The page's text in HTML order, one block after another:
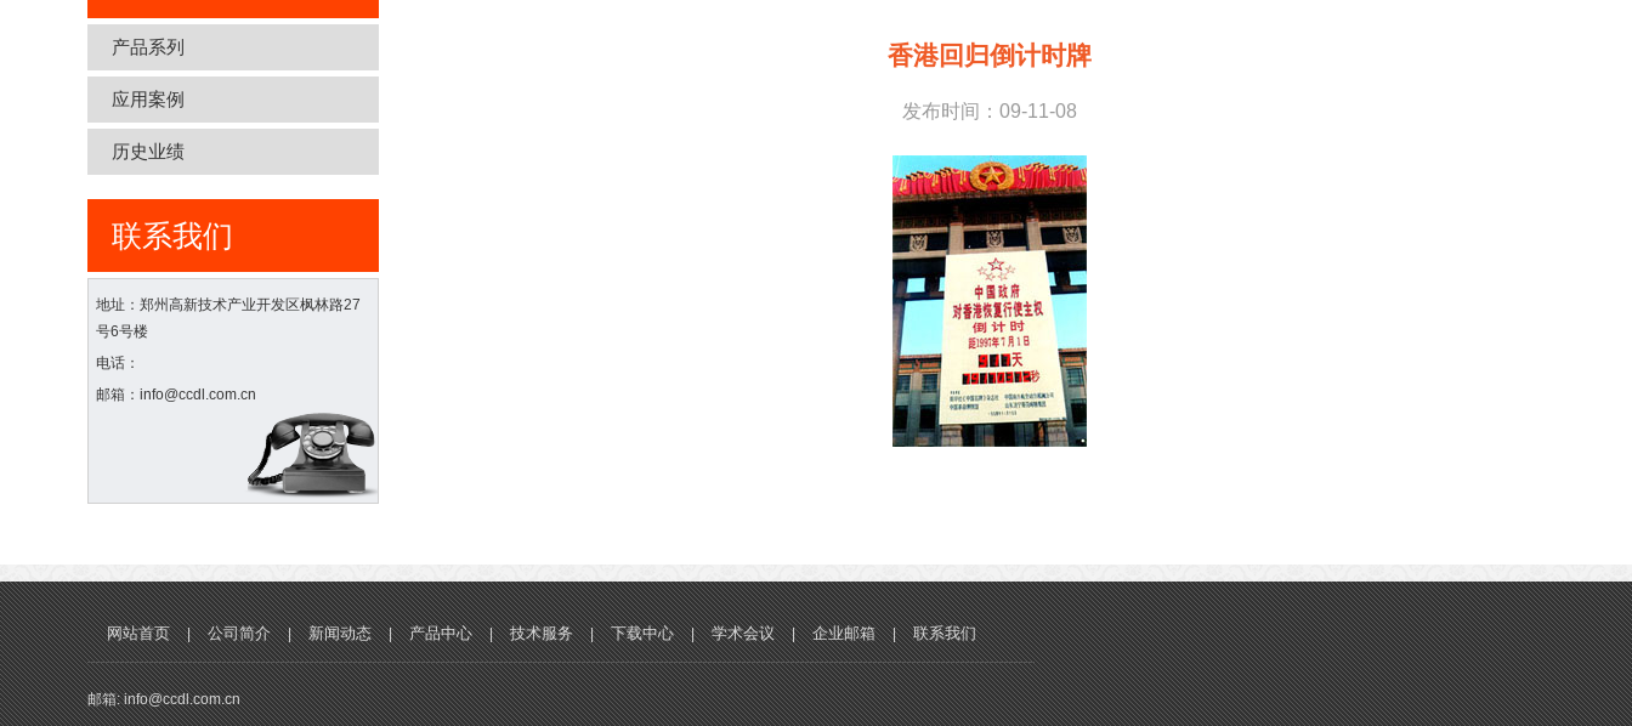
产品系列
应用案例
历史业绩
联系我们
地址：郑州高新技术产业开发区枫林路27
号6号楼
电话：
邮箱：info@ccdl.com.cn
香港回归倒计时牌
发布时间：09-11-08
网站首页 | 公司简介 | 新闻动态 | 产品中心 | 技术服务 | 下载中心 | 学术会议 | 企业邮箱 | 联系我们
邮箱: info@ccdl.com.cn